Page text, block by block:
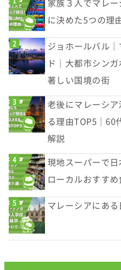
家族３人でマレ
に決めた5つの理
ジョホールバル
ド｜大都市シン
著しい国境の街
老後にマレーシ
る理由TOP5｜60
解説
現地スーパーで日
ローカルおすす
マレーシアにある